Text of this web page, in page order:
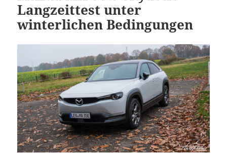
Langzeittest unter
winterlichen Bedingungen